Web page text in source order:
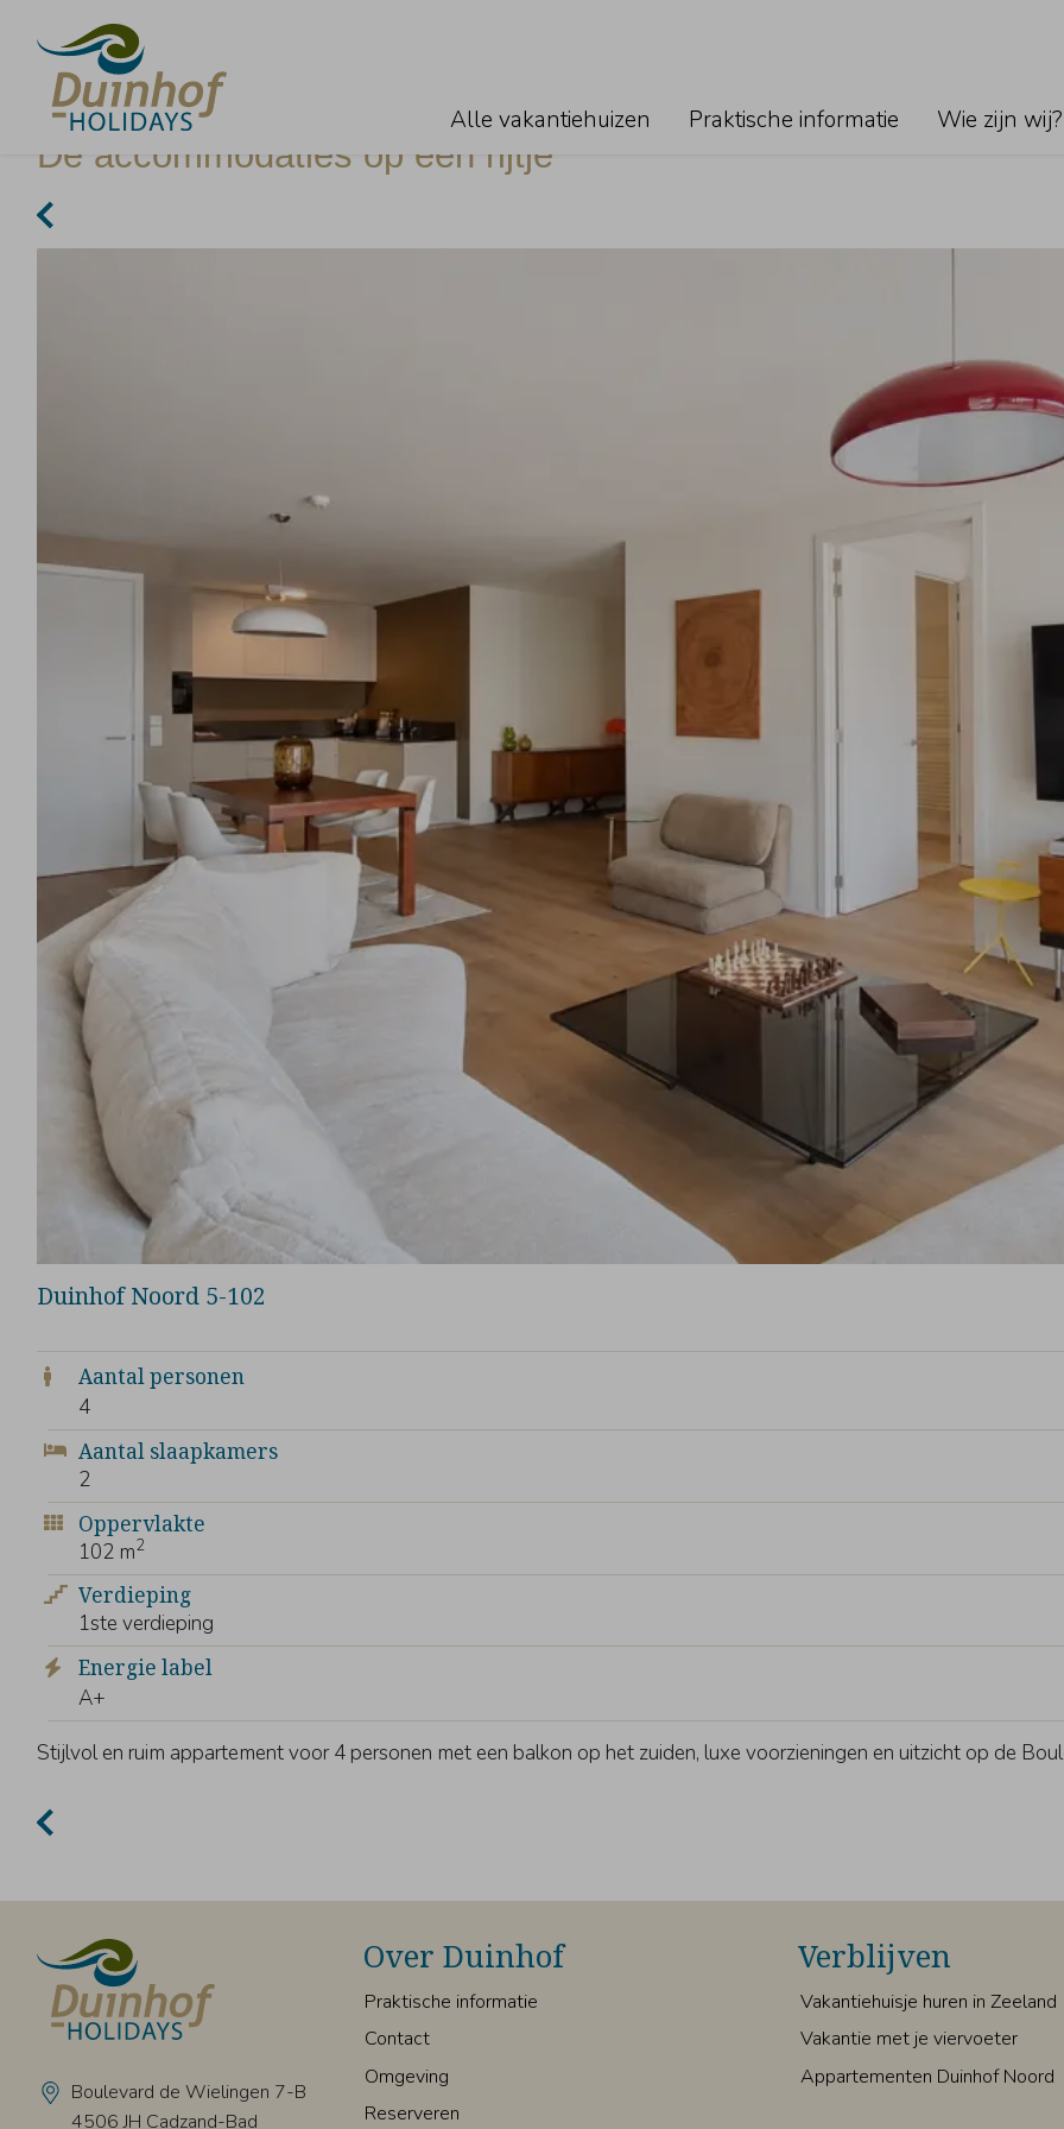
Alle vakantiehuizen Praktische informatie Wie zijn wij?
Vergelijken
De accommodaties op een rijtje
Duinhof Noord 5-102
4
2
102 m2
1ste verdieping
A+
Stijlvol en ruim appartement voor 4 personen met een balkon op het zuiden, luxe voorzieningen en uitzicht op de
Boulevard de Wielingen 7-B
4506 JH Cadzand-Bad
Over Duinhof
Praktische informatie
Contact
Omgeving
Reserveren
Verblijven
Vakantiehuisje huren in Zeeland
Vakantie met je viervoeter
Appartementen Duinhof Noord